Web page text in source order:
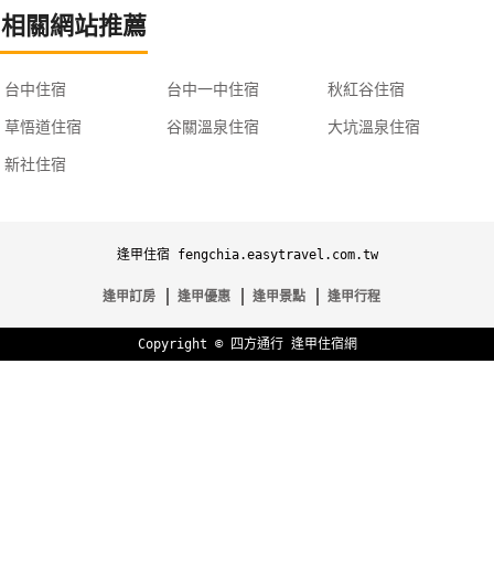
相關網站推薦
台中住宿 台中一中住宿 秋紅谷住宿
草悟道住宿 谷關溫泉住宿 大坑溫泉住宿
新社住宿
逢甲住宿 fengchia.easytravel.com.tw
逢甲訂房 逢甲優惠 逢甲景點 逢甲行程
Copyright © 四方通行 逢甲住宿網